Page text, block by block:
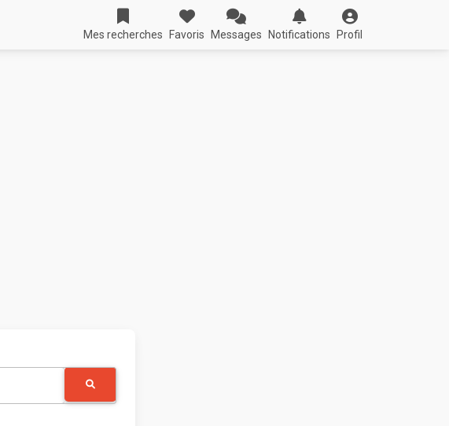
Mes recherches Favoris Messages Notifications Profil